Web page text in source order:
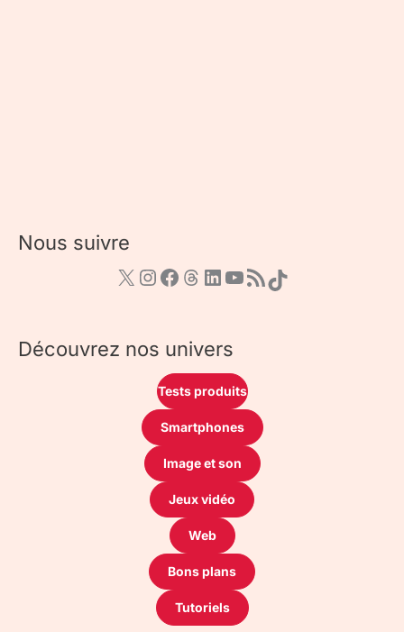
Nous suivre
Découvrez nos univers
Tests produits
Smartphones
Image et son
Jeux vidéo
Web
Bons plans
Tutoriels